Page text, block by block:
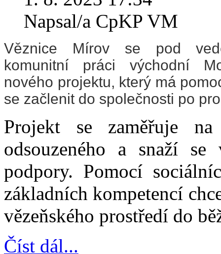
Napsal/a CpKP VM
Věznice Mírov se pod
komunitní práci východní
nového projektu, který má
se začlenit do společnosti po
Projekt se zaměřuje
odsouzeného a snaží
podpory. Pomocí
základních kompetencí
vězeňského prostředí do
Číst dál...